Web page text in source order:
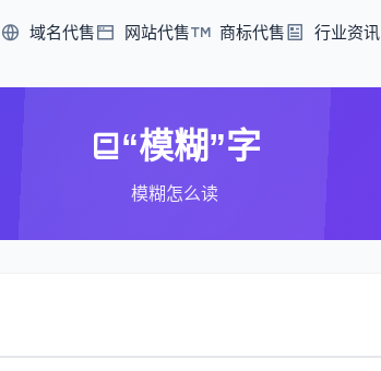
域名代售 网站代售 商标代售 行业资讯
“模糊”字
模糊怎么读